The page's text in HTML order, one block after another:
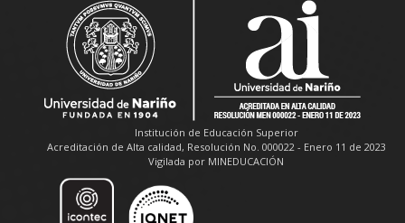
Institución de Educación Superior
Acreditación de Alta calidad, Resolución No. 000022 - Enero 11 de 2023
Vigilada por MINEDUCACIÓN